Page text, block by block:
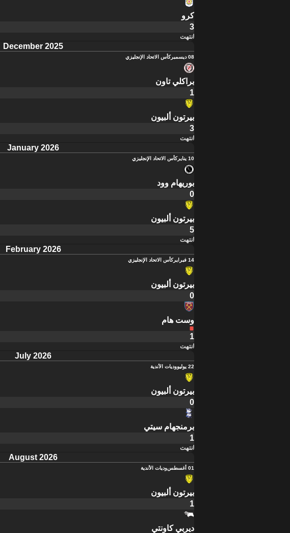
كرو
3
انتهت
December 2025
08 ديسمبر كأس الاتحاد الإنجليزي
براكلي تاون
1
بيرتون ألبيون
3
انتهت
January 2026
10 يناير كأس الاتحاد الإنجليزي
بوريهام وود
0
بيرتون ألبيون
5
انتهت
February 2026
14 فبراير كأس الاتحاد الإنجليزي
بيرتون ألبيون
0
وست هام
1
انتهت
July 2026
22 يوليو وديات الأندية
بيرتون ألبيون
0
برمنجهام سيتي
1
انتهت
August 2026
01 أغسطس وديات الأندية
بيرتون ألبيون
1
ديربي كاونتي